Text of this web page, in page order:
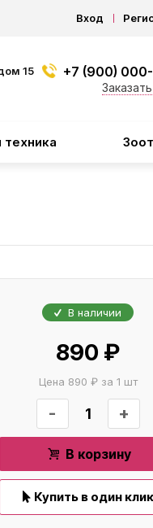
Вход
15
+7 (900)
В наличии
890 ₽
Цена 890 ₽ за 1 шт
- +
В корзину
Купить в один клик